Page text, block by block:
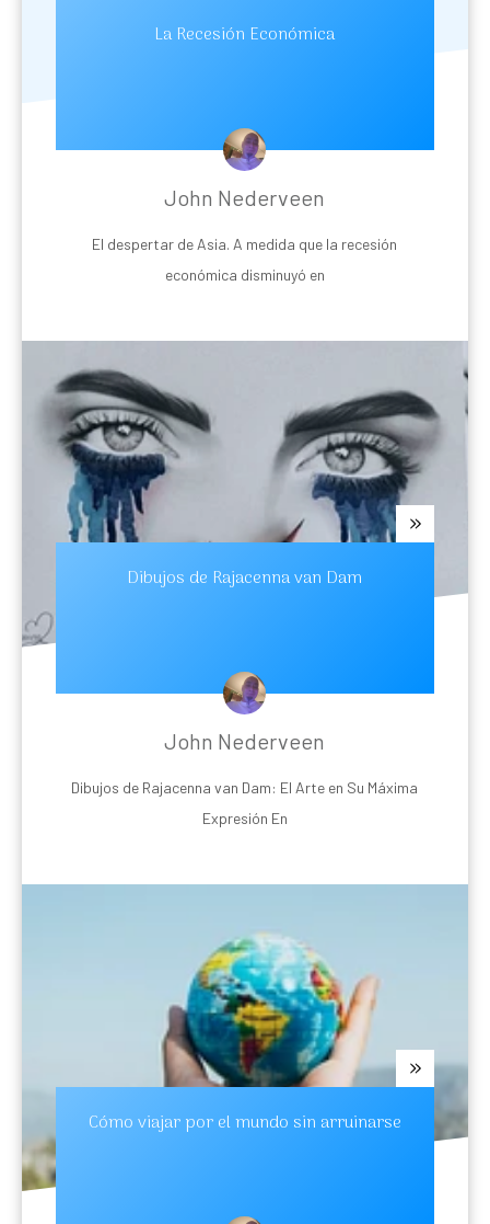
La Recesión Económica
John Nederveen
El despertar de Asia. A medida que la recesión
económica disminuyó en
Dibujos de Rajacenna van Dam
John Nederveen
Dibujos de Rajacenna van Dam: El Arte en Su Máxima
Expresión En
Cómo viajar por el mundo sin arruinarse